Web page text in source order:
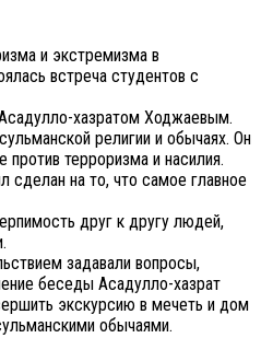
и экстремизма в
встреча студентов с
хазратом Ходжаевым.
религии и обычаях. Он
терроризма и насилия.
сделан на то, что самое главное
друг к другу людей,
задавали вопросы,
беседы Асадулло-хазрат
экскурсию в мечеть и дом
обычаями.